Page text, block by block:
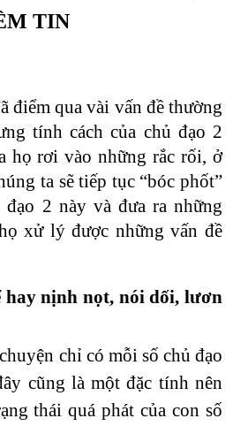
TIN
điểm qua vài vấn đề thường
tính cách của chủ đạo 2
họ rơi vào những rắc rối, ở
ta sẽ tiếp tục “bóc phốt”
2 này và đưa ra những
xử lý được những vấn đề
hay nịnh nọt, nói dối, lươn
chỉ có mỗi số chủ đạo
cũng là một đặc tính nên
thái quá phát của con số